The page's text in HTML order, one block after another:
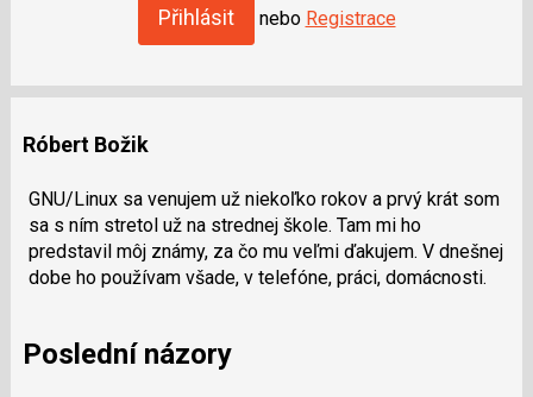
Přihlásit nebo Registrace
Róbert Božik
GNU/Linux sa venujem už niekoľko rokov a prvý krát som
sa s ním stretol už na strednej škole. Tam mi ho
predstavil môj známy, za čo mu veľmi ďakujem. V dnešnej
dobe ho používam všade, v telefóne, práci, domácnosti.
Poslední názory